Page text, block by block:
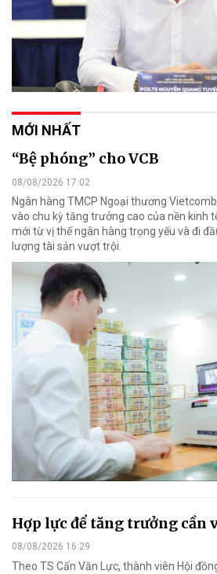
MỚI NHẤT
“Bệ phóng” cho VCB
08/08/2026 17:02
Ngân hàng TMCP Ngoại thương
vào chu kỳ tăng trưởng cao của nền kinh
mới từ vị thế ngân hàng trọng yếu và đi
lượng tài sản vượt trội.
Hợp lực để tăng trưởng cần
08/08/2026 16:29
Theo TS Cấn Văn Lực, thành viên Hội